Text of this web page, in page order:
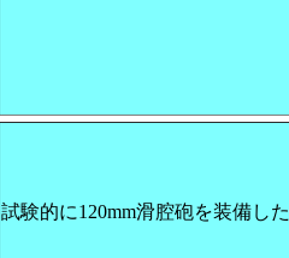
試験的に120mm滑腔砲を装備し